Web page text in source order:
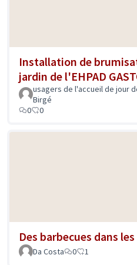
Installation de
jardin de l'EHPAD
usagers de l'accueil de jour
Birgé
0
0
Des barbecues dans
Da Costa
0 1